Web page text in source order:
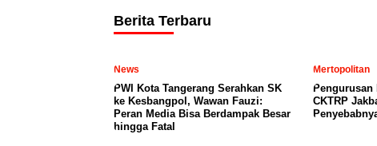
Berita Terbaru
News
PWI Kota Tangerang Serahkan SK
ke Kesbangpol, Wawan Fauzi:
Peran Media Bisa Berdampak Besar
hingga Fatal
Mertopolitan
Pengurusan
CKTRP